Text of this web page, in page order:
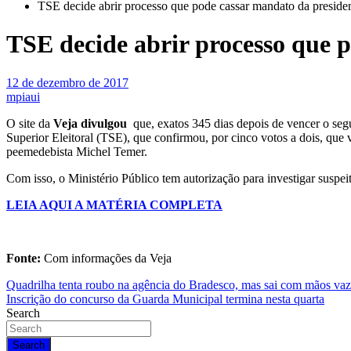
TSE decide abrir processo que pode cassar mandato da
TSE decide abrir processo que
12 de dezembro de 2017
mpiaui
O site da Veja divulgou que, exatos 345 dias depois de vencer o
Superior Eleitoral (TSE), que confirmou, por cinco votos a dois, que
peemedebista Michel Temer.
Com isso, o Ministério Público tem autorização para investigar
LEIA AQUI A MATÉRIA COMPLETA
Fonte: Com informações da Veja
Navegação
de
Post
Quadrilha tenta roubo na agência do Bradesco, mas sai com mãos
Inscrição do concurso da Guarda Municipal termina nesta quarta
Search
Search